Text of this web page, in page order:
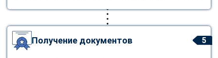
5
Получение документов